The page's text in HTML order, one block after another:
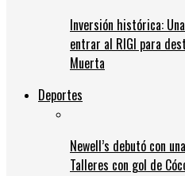
Inversión histórica:
entrar al RIGI para
Muerta
Deportes
Newell’s debutó con
Talleres con gol de